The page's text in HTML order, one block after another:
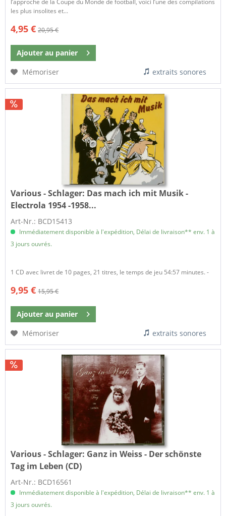
l’approche de la Coupe du Monde de football, voici l’une des compilations
les plus insolites et...
4,95 € 20,95 €
Ajouter au panier
Mémoriser
extraits sonores
Various - Schlager: Das mach ich mit Musik -
Electrola 1954 -1958...
Art-Nr.: BCD15413
Immédiatement disponible à l'expédition, Délai de livraison** env. 1 à
3 jours ouvrés.
1 CD avec livret de 10 pages, 21 titres, le temps de jeu 54:57 minutes. -
9,95 € 15,95 €
Ajouter au panier
Mémoriser
extraits sonores
Various - Schlager: Ganz in Weiss - Der schönste
Tag im Leben (CD)
Art-Nr.: BCD16561
Immédiatement disponible à l'expédition, Délai de livraison** env. 1 à
3 jours ouvrés.